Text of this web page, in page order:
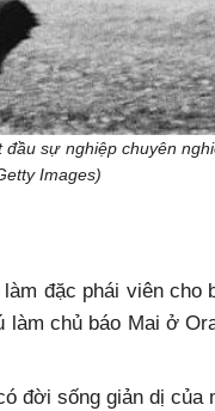
sự nghiệp chuyên
Images)
đặc phái viên cho
làm chủ báo Mai ở
sống giản dị của